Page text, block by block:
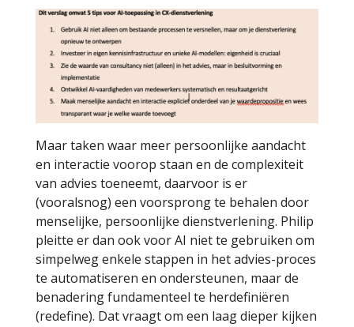
Maar taken waar meer persoonlijke aandacht
en interactie voorop staan en de complexiteit
van advies toeneemt, daarvoor is er
(vooralsnog) een voorsprong te behalen door
menselijke, persoonlijke dienstverlening. Philip
pleitte er dan ook voor AI niet te gebruiken om
simpelweg enkele stappen in het advies-proces
te automatiseren en ondersteunen, maar de
benadering fundamenteel te herdefiniëren
(redefine). Dat vraagt om een laag dieper kijken